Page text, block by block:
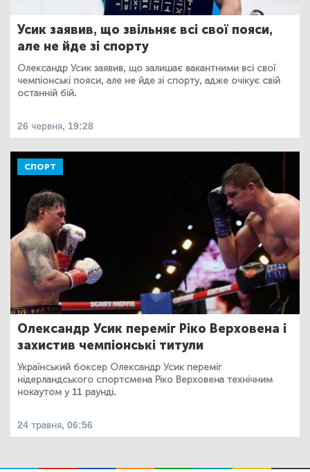
Усик заявив, що звільняє всі свої пояси,
але не йде зі спорту
Олександр Усик заявив, що залишає вакантними всі свої
чемпіонські пояси, але не йде зі спорту, адже очікує свій
останній бій.
26 червня, 19:28
СПОРТ
Олександр Усик переміг Ріко Верховена і
захистив чемпіонські титули
Український боксер Олександр Усик переміг
нідерландського спортсмена Ріко Верховена технічним
нокаутом у 11 раунді.
24 травня, 06:56